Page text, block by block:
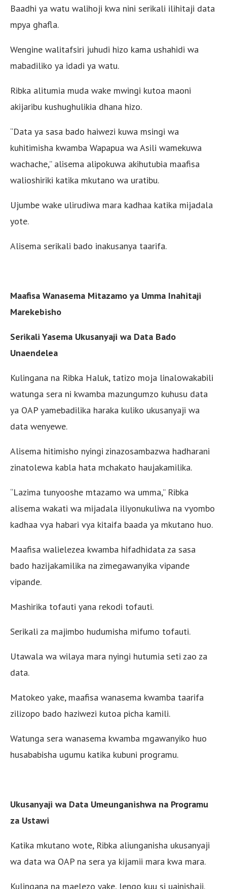
Baadhi ya watu walihoji kwa nini serikali ilihitaji data
mpya ghafla.
Wengine walitafsiri juhudi hizo kama ushahidi wa
mabadiliko ya idadi ya watu.
Ribka alitumia muda wake mwingi kutoa maoni
akijaribu kushughulikia dhana hizo.
“Data ya sasa bado haiwezi kuwa msingi wa
kuhitimisha kwamba Wapapua wa Asili wamekuwa
wachache,” alisema alipokuwa akihutubia maafisa
walioshiriki katika mkutano wa uratibu.
Ujumbe wake ulirudiwa mara kadhaa katika mijadala
yote.
Alisema serikali bado inakusanya taarifa.
Maafisa Wanasema Mitazamo ya Umma Inahitaji
Marekebisho
Serikali Yasema Ukusanyaji wa Data Bado
Unaendelea
Kulingana na Ribka Haluk, tatizo moja linalowakabili
watunga sera ni kwamba mazungumzo kuhusu data
ya OAP yamebadilika haraka kuliko ukusanyaji wa
data wenyewe.
Alisema hitimisho nyingi zinazosambazwa hadharani
zinatolewa kabla hata mchakato haujakamilika.
“Lazima tunyooshe mtazamo wa umma,” Ribka
alisema wakati wa mijadala iliyonukuliwa na vyombo
kadhaa vya habari vya kitaifa baada ya mkutano huo.
Maafisa walielezea kwamba hifadhidata za sasa
bado hazijakamilika na zimegawanyika vipande
vipande.
Mashirika tofauti yana rekodi tofauti.
Serikali za majimbo hudumisha mifumo tofauti.
Utawala wa wilaya mara nyingi hutumia seti zao za
data.
Matokeo yake, maafisa wanasema kwamba taarifa
zilizopo bado haziwezi kutoa picha kamili.
Watunga sera wanasema kwamba mgawanyiko huo
husababisha ugumu katika kubuni programu.
Ukusanyaji wa Data Umeunganishwa na Programu
za Ustawi
Katika mkutano wote, Ribka aliunganisha ukusanyaji
wa data wa OAP na sera ya kijamii mara kwa mara.
Kulingana na maelezo yake, lengo kuu si uainishaji.